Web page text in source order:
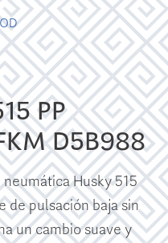
PP
D5B988
Husky 515
de pulsación baja sin
un cambio suave y